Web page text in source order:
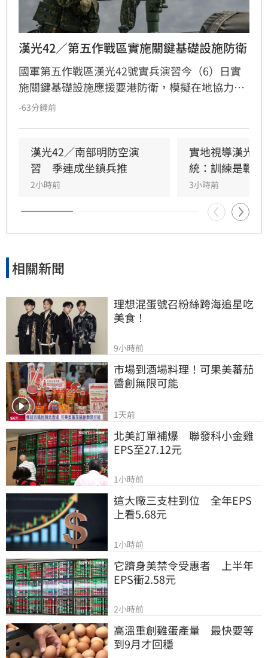
漢光42／第五作戰區實施關鍵基礎設施防衛
國軍第五作戰區漢光42號實兵演習今（6）日實
施關鍵基礎設施應援要港防衛，模擬在地協力者
襲擾港區重要設施，由港務警察先期應處，並依
力。
-63分鐘前
漢光42／南部明防空演
習　季連成坐鎮兵推
2小時前
實地視導漢光演
統：訓練是戰力
3小時前
相關新聞
理想混蛋號召粉絲跨海追星吃
美食！
9小時前
市場到酒場料理！可果美蕃茄
醬創無限可能
1天前
北美訂單補爆　聯發科小金雞
EPS至27.12元
1小時前
這大廠三支柱到位　全年EPS
上看5.68元
1小時前
它躋身美禁令受惠者　上半年
EPS衝2.58元
2小時前
高溫重創雞蛋產量　最快要等
到9月才回穩